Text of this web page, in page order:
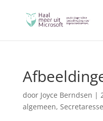
door Joyce Berndsen |
algemeen, Secretaresse